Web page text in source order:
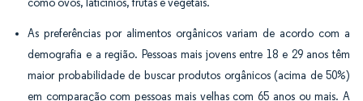
como ovos, laticínios, frutas e vegetais.
As preferências por alimentos orgânicos variam de acordo com a
demografia e a região. Pessoas mais jovens entre 18 e 29 anos têm
maior probabilidade de buscar produtos orgânicos (acima de 50%)
em comparação com pessoas mais velhas com 65 anos ou mais. A